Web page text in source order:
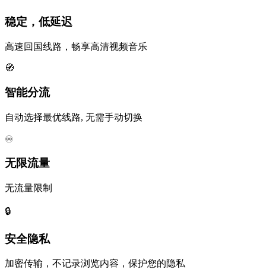
稳定，低延迟
高速回国线路，畅享高清视频音乐
🧭
智能分流
自动选择最优线路, 无需手动切换
♾️
无限流量
无流量限制
🔒
安全隐私
加密传输，不记录浏览内容，保护您的隐私